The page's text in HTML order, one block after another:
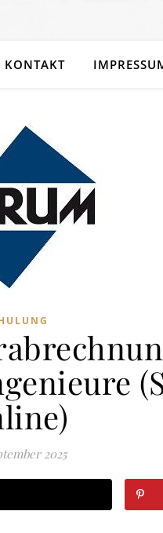
KONTAKT
2025